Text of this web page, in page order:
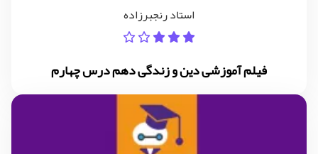
استاد رنجبرزاده
فیلم آموزشی دین و زندگی دهم درس چهارم